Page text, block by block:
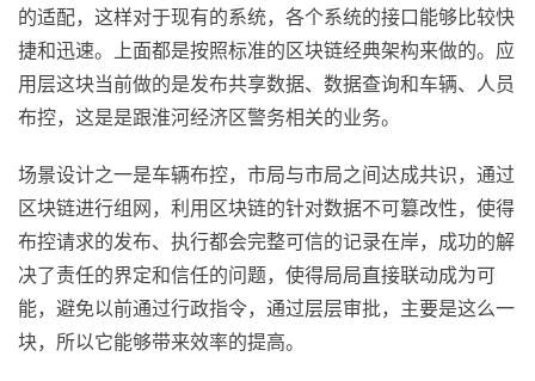
的适配，这样对于现有的系统，各个系统的接口能够比较快
捷和迅速。上面都是按照标准的区块链经典架构来做的。应
用层这块当前做的是发布共享数据、数据查询和车辆、人员
布控，这是是跟淮河经济区警务相关的业务。
场景设计之一是车辆布控，市局与市局之间达成共识，通过
区块链进行组网，利用区块链的针对数据不可篡改性，使得
布控请求的发布、执行都会完整可信的记录在岸，成功的解
决了责任的界定和信任的问题，使得局局直接联动成为可
能，避免以前通过行政指令，通过层层审批，主要是这么一
块，所以它能够带来效率的提高。